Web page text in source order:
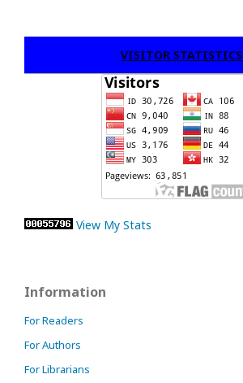
VISITOR STATISTICS
View My Stats
Information
For Readers
For Authors
For Librarians